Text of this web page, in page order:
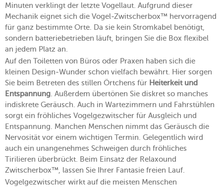
Minuten verklingt der letzte Vogellaut. Aufgrund dieser
Mechanik eignet sich die Vogel-Zwitscherbox™ hervorragend
für ganz bestimmte Orte. Da sie kein Stromkabel benötigt,
sondern batteriebetrieben läuft, bringen Sie die Box flexibel
an jedem Platz an.
Auf den Toiletten von Büros oder Praxen haben sich die
kleinen Design-Wunder schon vielfach bewährt. Hier sorgen
Sie beim Betreten des stillen Örtchens für Heiterkeit und
Entspannung . Außerdem übertönen Sie diskret so manches
indiskrete Geräusch. Auch in Wartezimmern und Fahrstühlen
sorgt ein fröhliches Vogelgezwitscher für Ausgleich und
Entspannung. Manchen Menschen nimmt das Geräusch die
Nervosität vor einem wichtigen Termin. Gelegentlich wird
auch ein unangenehmes Schweigen durch fröhliches
Tirilieren überbrückt. Beim Einsatz der Relaxound
Zwitscherbox™, lassen Sie Ihrer Fantasie freien Lauf.
Vogelgezwitscher wirkt auf die meisten Menschen